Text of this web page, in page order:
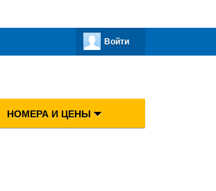
Войти
НОМЕРА И ЦЕНЫ